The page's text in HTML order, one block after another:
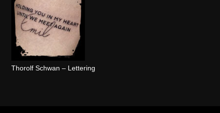
Thorolf Schwan – Lettering